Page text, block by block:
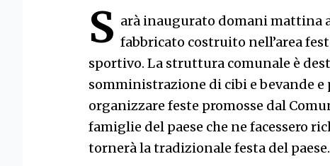
S arà inaugurato domani mattina
fabbricato costruito nell’area
sportivo. La struttura comunale è
somministrazione di cibi e bevande
organizzare feste promosse dal
famiglie del paese che ne facessero
tornerà la tradizionale festa del paese.